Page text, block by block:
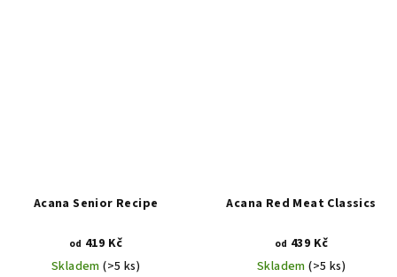
Acana Senior Recipe
od 419 Kč
Skladem(>5 ks)
Acana Red Meat Classics
od 439 Kč
Skladem(>5 ks)